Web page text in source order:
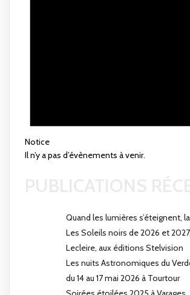
Notice
Il n’y a pas d’évènements à venir.
Quand les lumières s’éteignent,
Les Soleils noirs de 2026 et
Lecleire, aux éditions Stelvision
Les nuits Astronomiques du
du 14 au 17 mai 2026 à Tourtour